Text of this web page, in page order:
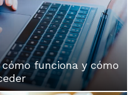
funciona y cómo